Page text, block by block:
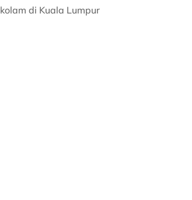
kolam di Kuala Lumpur